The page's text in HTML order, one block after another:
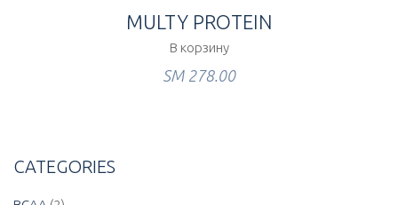
MULTY PROTEIN
В корзину
ЅМ278.00
CATEGORIES